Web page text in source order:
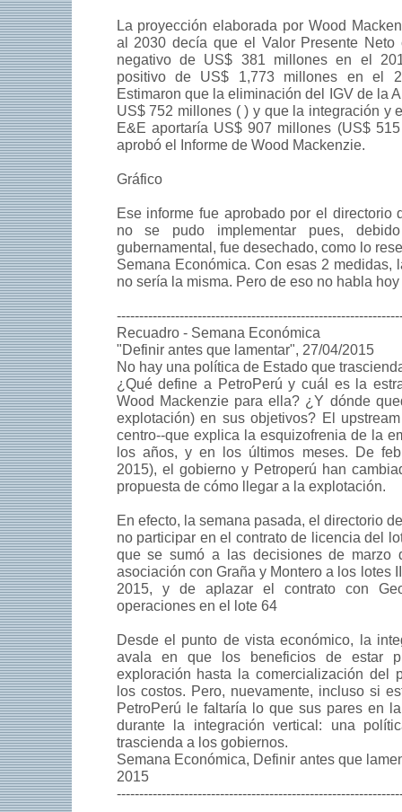
La proyección elaborada por Wood
al 2030 decía que el Valor Presente Neto
negativo de US$ 381 millones en el
positivo de US$ 1,773 millones en el
Estimaron que la eliminación del IGV de la
US$ 752 millones ( ) y que la integración y
E&E aportaría US$ 907 millones (US$
aprobó el Informe de Wood Mackenzie.
Gráfico
Ese informe fue aprobado por el directorio
no se pudo implementar pues,
gubernamental, fue desechado, como lo
Semana Económica. Con esas 2 medidas,
no sería la misma. Pero de eso no habla
Recuadro - Semana Económica
"Definir antes que lamentar", 27/04/2015
No hay una política de Estado que
¿Qué define a PetroPerú y cuál es la
Wood Mackenzie para ella? ¿Y dónde
explotación) en sus objetivos? El
centro--que explica la esquizofrenia de la
los años, y en los últimos meses. De
2015), el gobierno y Petroperú han
propuesta de cómo llegar a la explotación.
En efecto, la semana pasada, el directorio
no participar en el contrato de licencia del
que se sumó a las decisiones de marzo
asociación con Graña y Montero a los lotes
2015, y de aplazar el contrato con
operaciones en el lote 64
Desde el punto de vista económico, la
avala en que los beneficios de estar
exploración hasta la comercialización del
los costos. Pero, nuevamente, incluso si
PetroPerú le faltaría lo que sus pares en
durante la integración vertical: una
trascienda a los gobiernos.
Semana Económica, Definir antes que
2015